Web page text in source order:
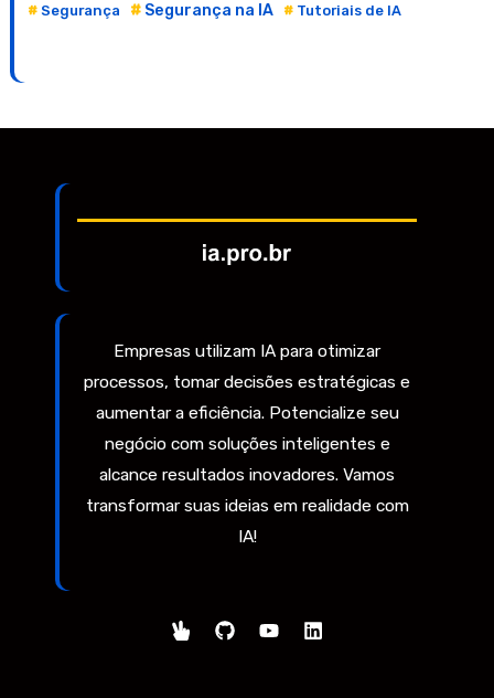
Segurança Segurança na IA Tutoriais de IA
Empresas utilizam IA para otimizar
processos, tomar decisões estratégicas e
aumentar a eficiência. Potencialize seu
negócio com soluções inteligentes e
alcance resultados inovadores. Vamos
transformar suas ideias em realidade com
IA!